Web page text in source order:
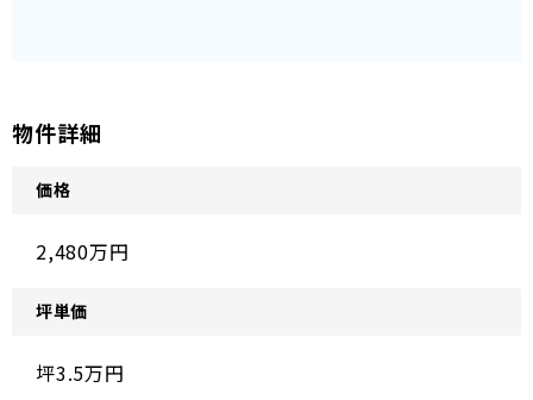
物件詳細
価格
2,480万円
坪単価
坪3.5万円